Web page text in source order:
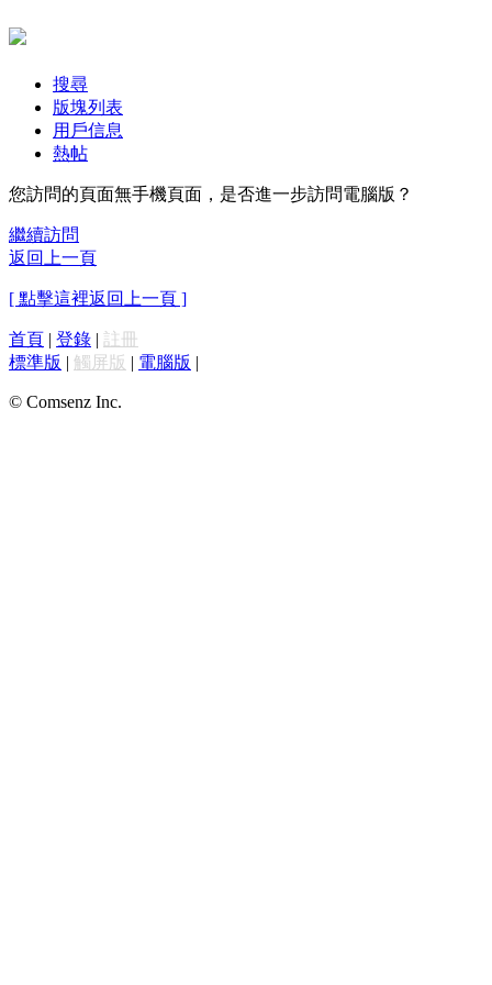
搜尋
版塊列表
用戶信息
熱帖
您訪問的頁面無手機頁面，是否進一步訪問電腦版？
繼續訪問
返回上一頁
[ 點擊這裡返回上一頁 ]
首頁 | 登錄 | 註冊
標準版 | 觸屏版 | 電腦版 |
© Comsenz Inc.